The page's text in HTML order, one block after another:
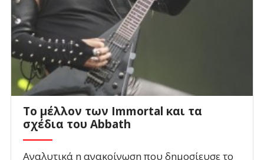
Το μέλλον των Immortal και τα
σχέδια του Abbath
Αναλυτικά η ανακοίνωση που δημοσίευσε το